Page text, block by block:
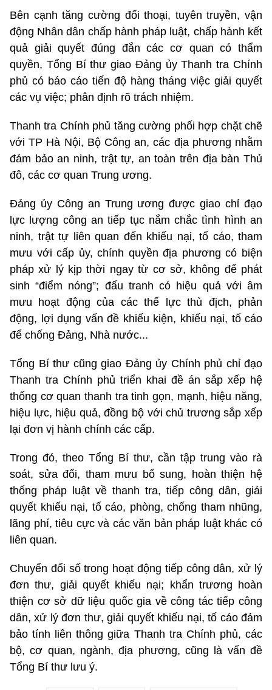
Bên cạnh tăng cường đối thoại, tuyên truyền, vận
động Nhân dân chấp hành pháp luật, chấp hành kết
quả giải quyết đúng đắn các cơ quan có thẩm
quyền, Tổng Bí thư giao Đảng ủy Thanh tra Chính
phủ có báo cáo tiến độ hàng tháng việc giải quyết
các vụ việc; phân định rõ trách nhiệm.
Thanh tra Chính phủ tăng cường phối hợp chặt chẽ
với TP Hà Nội, Bộ Công an, các địa phương nhằm
đảm bảo an ninh, trật tự, an toàn trên địa bàn Thủ
đô, các cơ quan Trung ương.
Đảng ủy Công an Trung ương được giao chỉ đạo
lực lượng công an tiếp tục nắm chắc tình hình an
ninh, trật tự liên quan đến khiếu nại, tố cáo, tham
mưu với cấp ủy, chính quyền địa phương có biện
pháp xử lý kịp thời ngay từ cơ sở, không để phát
sinh “điểm nóng”; đấu tranh có hiệu quả với âm
mưu hoạt động của các thế lực thù địch, phản
động, lợi dụng vấn đề khiếu kiện, khiếu nại, tố cáo
để chống Đảng, Nhà nước...
Tổng Bí thư cũng giao Đảng ủy Chính phủ chỉ đạo
Thanh tra Chính phủ triển khai đề án sắp xếp hệ
thống cơ quan thanh tra tinh gọn, mạnh, hiệu năng,
hiệu lực, hiệu quả, đồng bộ với chủ trương sắp xếp
lại đơn vị hành chính các cấp.
Trong đó, theo Tổng Bí thư, cần tập trung vào rà
soát, sửa đổi, tham mưu bổ sung, hoàn thiện hệ
thống pháp luật về thanh tra, tiếp công dân, giải
quyết khiếu nại, tố cáo, phòng, chống tham nhũng,
lãng phí, tiêu cực và các văn bản pháp luật khác có
liên quan.
Chuyển đổi số trong hoạt động tiếp công dân, xử lý
đơn thư, giải quyết khiếu nại; khẩn trương hoàn
thiện cơ sở dữ liệu quốc gia về công tác tiếp công
dân, xử lý đơn thư, giải quyết khiếu nại, tố cáo đảm
bảo tính liên thông giữa Thanh tra Chính phủ, các
bộ, cơ quan, ngành, địa phương, cũng là vấn đề
Tổng Bí thư lưu ý.